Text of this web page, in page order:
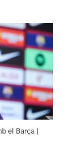
el Barça |